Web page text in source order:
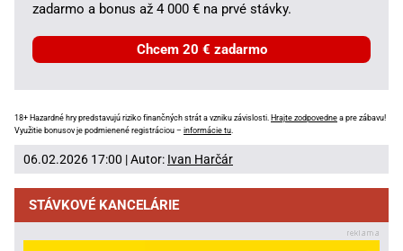
zadarmo a bonus až 4 000 € na prvé stávky.
Chcem 20 € zadarmo
18+ Hazardné hry predstavujú riziko finančných strát a vzniku závislosti. Hrajte zodpovedne a pre zábavu!
Využitie bonusov je podmienené registráciou – informácie tu.
06.02.2026 17:00 | Autor: Ivan Harčár
STÁVKOVÉ KANCELÁRIE